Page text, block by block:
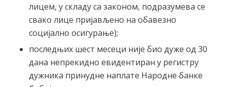
лицем, у складу са законом, подразумева се
свако лице пријављено на обавезно
социјално осигурање);
последњих шест месеци није био дуже од 30
дана непрекидно евидентиран у регистру
дужника принудне наплате Народне банке